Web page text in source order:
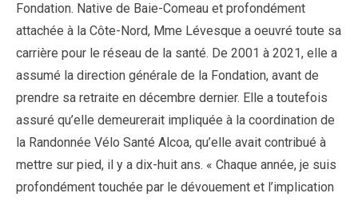
Fondation. Native de Baie-Comeau et profondément
attachée à la Côte-Nord, Mme Lévesque a oeuvré toute sa
carrière pour le réseau de la santé. De 2001 à 2021, elle a
assumé la direction générale de la Fondation, avant de
prendre sa retraite en décembre dernier. Elle a toutefois
assuré qu’elle demeurerait impliquée à la coordination de
la Randonnée Vélo Santé Alcoa, qu’elle avait contribué à
mettre sur pied, il y a dix-huit ans. « Chaque année, je suis
profondément touchée par le dévouement et l’implication